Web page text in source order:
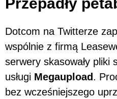
Dotcom na Twitterze
wspólnie z firmą
serwery skasowały pliki
usługi Megaupload.
bez wcześniejszego